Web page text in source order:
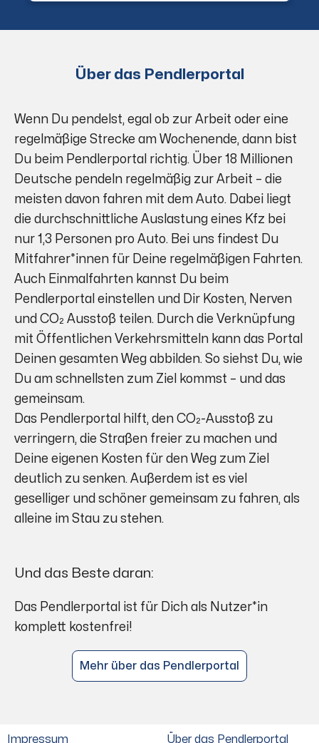
Über das Pendlerportal
Wenn Du pendelst, egal ob zur Arbeit oder eine
regelmäßige Strecke am Wochenende, dann bist
Du beim Pendlerportal richtig. Über 18 Millionen
Deutsche pendeln regelmäßig zur Arbeit – die
meisten davon fahren mit dem Auto. Dabei liegt
die durchschnittliche Auslastung eines Kfz bei
nur 1,3 Personen pro Auto. Bei uns findest Du
Mitfahrer*innen für Deine regelmäßigen Fahrten.
Auch Einmalfahrten kannst Du beim
Pendlerportal einstellen und Dir Kosten, Nerven
und CO₂ Ausstoß teilen. Durch die Verknüpfung
mit Öffentlichen Verkehrsmitteln kann das Portal
Deinen gesamten Weg abbilden. So siehst Du, wie
Du am schnellsten zum Ziel kommst – und das
gemeinsam.
Das Pendlerportal hilft, den CO₂-Ausstoß zu
verringern, die Straßen freier zu machen und
Deine eigenen Kosten für den Weg zum Ziel
deutlich zu senken. Außerdem ist es viel
geselliger und schöner gemeinsam zu fahren, als
alleine im Stau zu stehen.
Und das Beste daran:
Das Pendlerportal ist für Dich als Nutzer*in
komplett kostenfrei!
Mehr über das Pendlerportal
Impressum Über das Pendlerportal